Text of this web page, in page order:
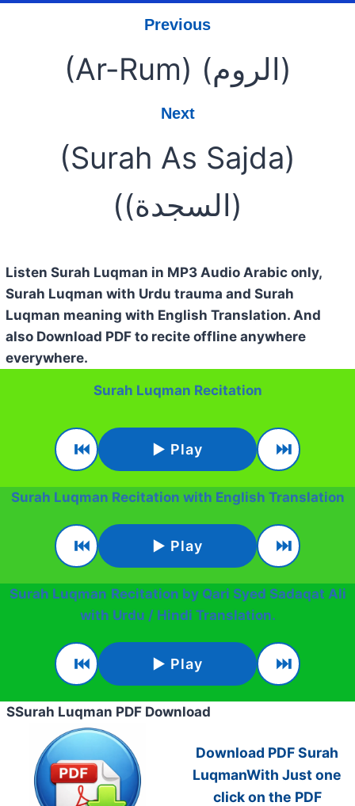
Previous
(Ar-Rum) (الروم)
Next
(Surah As Sajda)
((السجدة)
Listen Surah Luqman in MP3 Audio Arabic only,
Surah Luqman with Urdu trauma and Surah
Luqman meaning with English Translation. And
also Download PDF to recite offline anywhere
everywhere.
Surah Luqman Recitation
⏮ ▶ Play ⏭
Surah Luqman Recitation with English Translation
⏮ ▶ Play ⏭
Surah Luqman Recitation by Qari Syed Sadaqat Ali
with Urdu / Hindi Translation.
⏮ ▶ Play ⏭
SSurah Luqman PDF Download
Download PDF Surah
LuqmanWith Just one
click on the PDF